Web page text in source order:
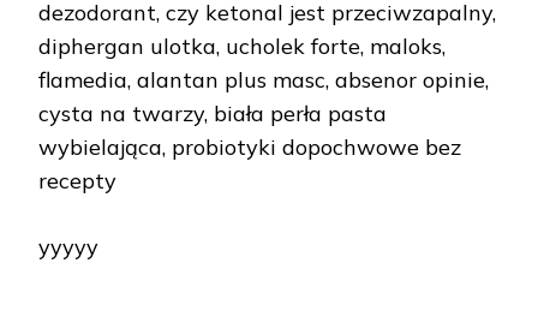
dezodorant, czy ketonal jest przeciwzapalny,
diphergan ulotka, ucholek forte, maloks,
flamedia, alantan plus masc, absenor opinie,
cysta na twarzy, biała perła pasta
wybielająca, probiotyki dopochwowe bez
recepty
yyyyy